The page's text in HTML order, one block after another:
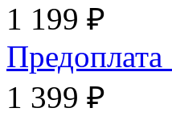
1 199 ₽
1 399 ₽